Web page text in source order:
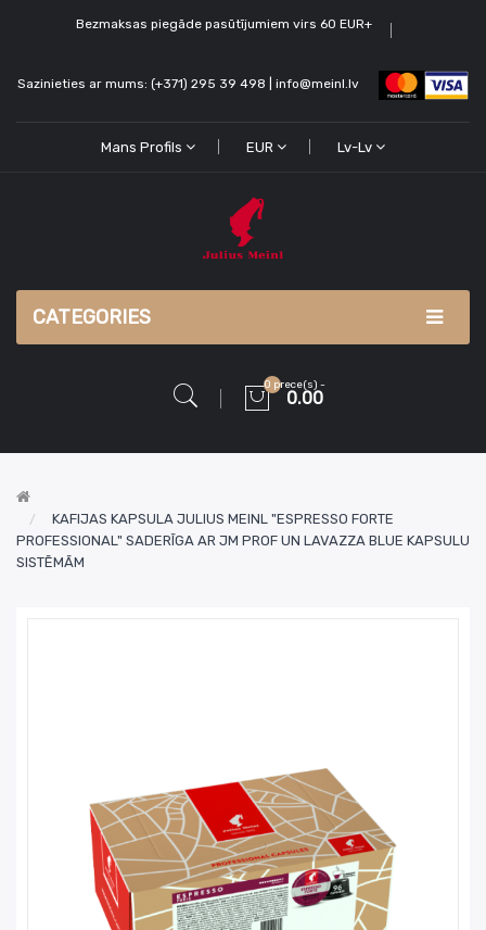
Bezmaksas piegāde pasūtījumiem virs 60 EUR+
Sazinieties ar mums: (+371) 295 39 498 | info@meinl.lv
Mans Profils EUR Lv-Lv
CATEGORIES
0 prece(s) -
0.00
KAFIJAS KAPSULA JULIUS MEINL "ESPRESSO FORTE
PROFESSIONAL" SADERĪGA AR JM PROF UN LAVAZZA BLUE KAPSULU
SISTĒMĀM